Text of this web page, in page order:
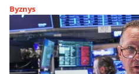
Byznys